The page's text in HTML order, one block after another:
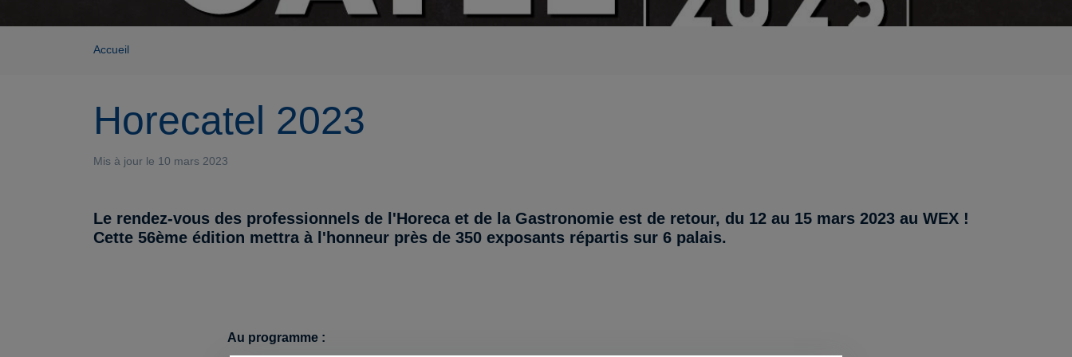
Accueil
Horecatel 2023
Mis à jour le 10 mars 2023
Le rendez-vous des professionnels de l'Horeca et de la Gastronomie est de retour, du 12 au 15 mars 2023 au WEX !
Cette 56ème édition mettra à l'honneur près de 350 exposants répartis sur 6 palais.
Au programme :